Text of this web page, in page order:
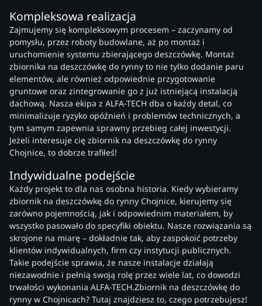
Kompleksowa realizacja
Zajmujemy się kompleksowym procesem – zaczynamy od
pomysłu, przez roboty budowlane, aż po montaż i
uruchomienie systemu zbierającego deszczówkę. Montaż
zbiornika na deszczówkę do rynny to nie tylko dodanie paru
elementów, ale również odpowiednie przygotowanie
gruntowe oraz zintegrowanie go z już istniejącą instalacją
dachową. Nasza ekipa z ALFA-TECH dba o każdy detal, co
minimalizuje ryzyko opóźnień i problemów technicznych, a
tym samym zapewnia sprawny przebieg całej inwestycji.
Jeżeli interesuje cię zbiornik na deszczówkę do rynny
Chojnice, to dobrze trafiłeś!
Indywidualne podejście
Każdy projekt to dla nas osobna historia. Kiedy wybieramy
zbiornik na deszczówkę do rynny Chojnice, kierujemy się
zarówno pojemnością, jak i odpowiednim materiałem, by
wszystko pasowało do specyfiki obiektu. Nasze rozwiązania są
skrojone na miarę – dokładnie tak, aby zaspokoić potrzeby
klientów indywidualnych, firm czy instytucji publicznych.
Takie podejście sprawia, że nasze instalacje działają
niezawodnie i pełnią swoją rolę przez wiele lat, co dowodzi
trwałości wykonania ALFA-TECH.Zbiornik na deszczówkę do
rynny w Chojnicach? Tutaj znajdziesz to, czego potrzebujesz!